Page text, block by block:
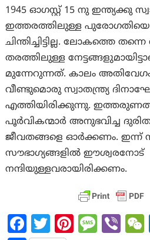
1945 ഓഗസ്റ്റ് 15 നു ഇന്ത്യക്കു
ഇത്തരത്തിലുള്ള പുരോഗതിയെ
ചിന്തിച്ചിട്ടില്ല. ലോകത്തെ
തരത്തിലുള്ള
മുന്നേറുന്നത്. കാലം
വീണ്ടുമൊരു സ്വാതന്ത്ര്യ
എത്തിയിരിക്കുന്നു.
പൂർവികന്മാർ അനുഭവിച്ച
ജീവതങ്ങളെ ഓർക്കണം. ഇന്ന്
സൗഭാഗ്യങ്ങളിൽ ഈശ്വരനോട്
നന്ദിയുള്ളവരായിരിക്കണം.
Fa T
Pi M Vi